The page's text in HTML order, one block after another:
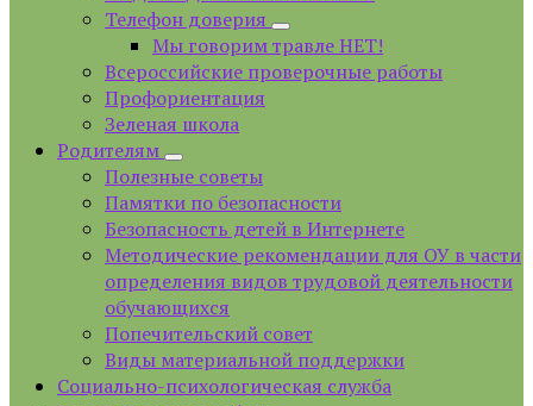
Телефон доверия
Мы говорим травле НЕТ!
Всероссийские проверочные работы
Профориентация
Зеленая школа
Родителям
Полезные советы
Памятки по безопасности
Безопасность детей в Интернете
Методические рекомендации для ОУ в части
определения видов трудовой деятельности
обучающихся
Попечительский совет
Виды материальной поддержки
Социально-психологическая служба